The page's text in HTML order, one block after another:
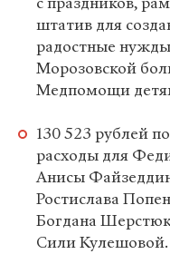
штатив для
радостные
Морозовской
Медпомощи
130 523 рублей
расходы для
Анисы
Ростислава
Богдана
Сили Кулешовой.